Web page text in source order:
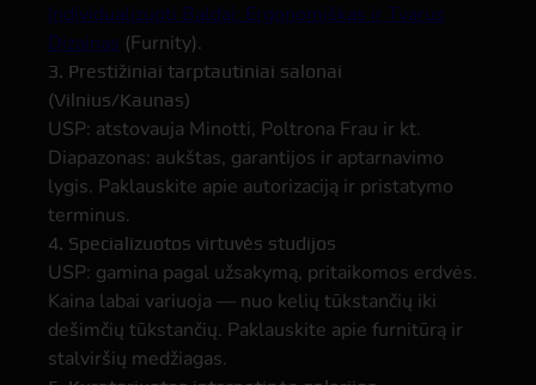
Individualizuoti Baldai: Ergonomiškas ir Tvarus
Dizainas (Furnity).
3. Prestižiniai tarptautiniai salonai
(Vilnius/Kaunas)
USP: atstovauja Minotti, Poltrona Frau ir kt.
Diapazonas: aukštas, garantijos ir aptarnavimo
lygis. Paklauskite apie autorizaciją ir pristatymo
terminus.
4. Specializuotos virtuvės studijos
USP: gamina pagal užsakymą, pritaikomos erdvės.
Kaina labai variuoja — nuo kelių tūkstančių iki
dešimčių tūkstančių. Paklauskite apie furnitūrą ir
stalviršių medžiagas.